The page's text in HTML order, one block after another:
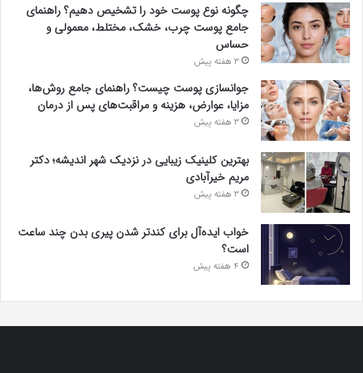
چگونه نوع پوست خود را تشخیص دهیم؟ راهنمای
جامع پوست چرب، خشک، مختلط، معمولی و
حساس
3 هفته پیش
جوانسازی پوست چیست؟ راهنمای جامع روش‌ها،
مزایا، عوارض، هزینه و مراقبت‌های پس از درمان
3 هفته پیش
بهترین کلینیک زیبایی در نزدیک شهر اندیشه؛ دکتر
مریم خیرآبادی
3 هفته پیش
خواب ایده‌آل برای کندتر شدن پیری بدن چند ساعت
است؟
4 هفته پیش